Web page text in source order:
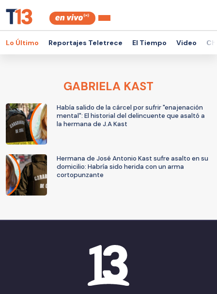
Lo Último Reportajes Teletrece El Tiempo Video
GABRIELA KAST
Había salido de la cárcel por sufrir "enajenación
mental": El historial del delincuente que asaltó a
la hermana de J.A Kast
Hermana de José Antonio Kast sufre asalto en su
domicilio: Habría sido herida con un arma
cortopunzante